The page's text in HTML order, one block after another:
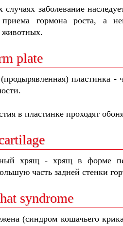
заболевание
приема гормона роста, а
животных.
plate
пластинка
в пластинке проходят
хрящ - хрящ в форме
часть задней стенки
syndrome
(синдром кошачьего